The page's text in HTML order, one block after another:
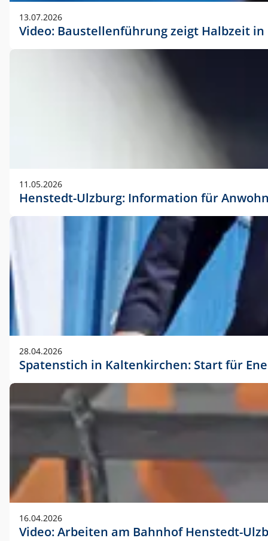
13.07.2026
Video: Baustellenführung zeigt Halbzeit
11.05.2026
Henstedt-Ulzburg: Information für
28.04.2026
Spatenstich in Kaltenkirchen: Start für
16.04.2026
Video: Arbeiten am Bahnhof Henstedt-